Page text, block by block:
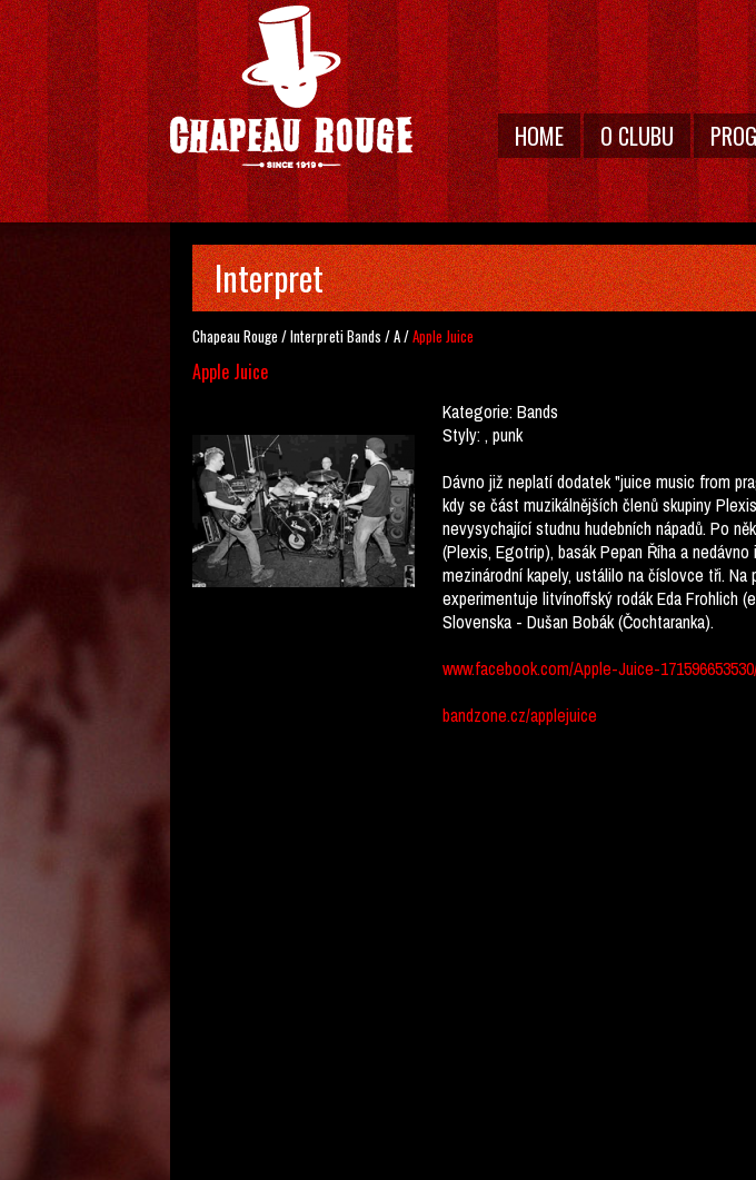
HOME O CLUBU
Interpret
Chapeau Rouge /InterpretiBands /A/Apple Juice
Apple Juice
Kategorie:Bands
Styly:, punk
Dávno již neplatí dodatek "juice music from
kdy se část muzikálnějších členů skupiny
nevysychající studnu hudebních nápadů. Po
(Plexis, Egotrip), basák Pepan Říha a
mezinárodní kapely, ustálilo na číslovce tři.
experimentuje litvínoffský rodák Eda Frohlich
Slovenska - Dušan Bobák (Čochtaranka).
www.facebook.com/Apple-Juice-
bandzone.cz/applejuice